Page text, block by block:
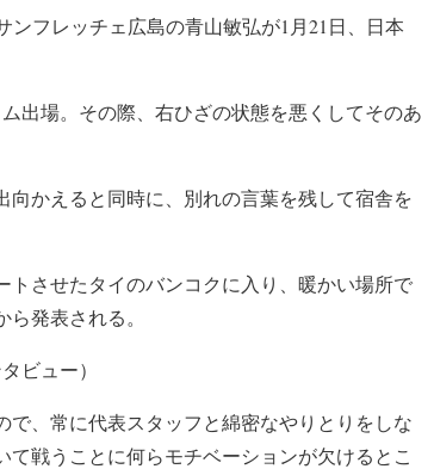
フレッチェ広島の青山敏弘が1月21日、日本
出場。その際、右ひざの状態を悪くしてそのあ
かえると同時に、別れの言葉を残して宿舎を
させたタイのバンコクに入り、暖かい場所で
発表される。
ビュー）
、常に代表スタッフと綿密なやりとりをしな
戦うことに何らモチベーションが欠けるとこ